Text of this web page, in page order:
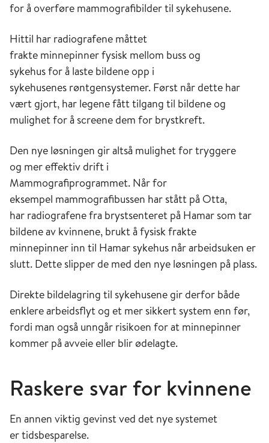
for å overføre mammografibilder til sykehusene.
Hittil har radiografene måttet
frakte minnepinner fysisk mellom buss og
sykehus for å laste bildene opp i
sykehusenes røntgensystemer. Først når dette har
vært gjort, har legene fått tilgang til bildene og
mulighet for å screene dem for brystkreft.
Den nye løsningen gir altså mulighet for tryggere
og mer effektiv drift i
Mammografiprogrammet. Når for
eksempel mammografibussen har stått på Otta,
har radiografene fra brystsenteret på Hamar som tar
bildene av kvinnene, brukt å fysisk frakte
minnepinner inn til Hamar sykehus når arbeidsuken er
slutt. Dette slipper de med den nye løsningen på plass.
Direkte bildelagring til sykehusene gir derfor både
enklere arbeidsflyt og et mer sikkert system enn før,
fordi man også unngår risikoen for at minnepinner
kommer på avveie eller blir ødelagte.
Raskere svar for kvinnene
En annen viktig gevinst ved det nye systemet
er tidsbesparelse.